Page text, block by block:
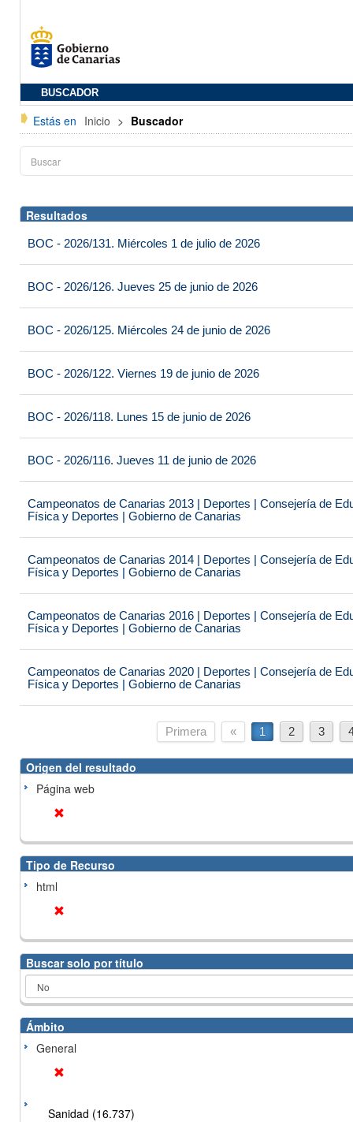
BUSCADOR
Estás en Inicio > Buscador
Resultados
BOC - 2026/131. Miércoles 1 de julio de 2026
BOC - 2026/126. Jueves 25 de junio de 2026
BOC - 2026/125. Miércoles 24 de junio de 2026
BOC - 2026/122. Viernes 19 de junio de 2026
BOC - 2026/118. Lunes 15 de junio de 2026
BOC - 2026/116. Jueves 11 de junio de 2026
Campeonatos de Canarias 2013 | Deportes | Consejería de
Física y Deportes | Gobierno de Canarias
Campeonatos de Canarias 2014 | Deportes | Consejería de
Física y Deportes | Gobierno de Canarias
Campeonatos de Canarias 2016 | Deportes | Consejería de
Física y Deportes | Gobierno de Canarias
Campeonatos de Canarias 2020 | Deportes | Consejería de
Física y Deportes | Gobierno de Canarias
Primera « 1 2 3
Origen del resultado
Página web
Tipo de Recurso
html
Buscar solo por título
Ámbito
General
Sanidad (16.737)